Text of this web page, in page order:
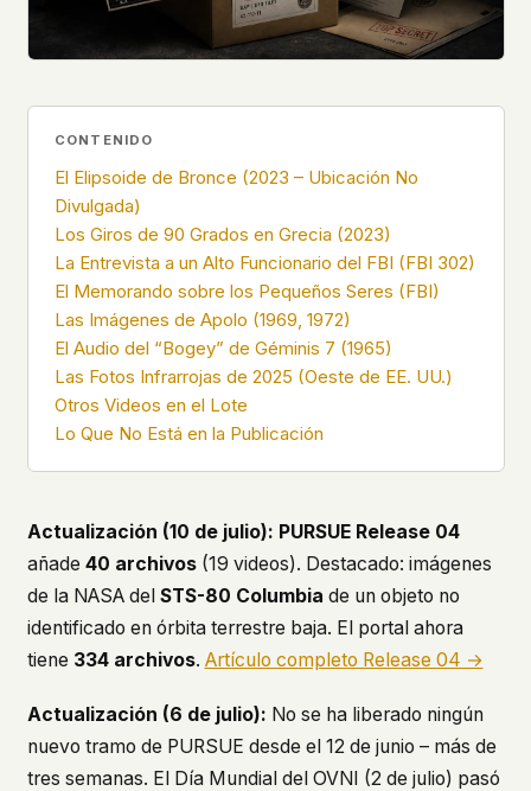
what devices they use, or whether they come
back. Every other news site has this data. We
We think the tradeoff is worth it. The UFO/UAP
being watched. If you're a whistleblower, a
military service member, a Hill staffer, or just
someone who's curious – your visit here is yours
alone.
WHAT WE CAN'T CONTROL
Your internet provider can see that you
connected to ufouap.com (they can see this for
every website you visit). Your DNS provider
resolves the domain. Standard web server logs
exist on our hosting provider's infrastructure. We
don't use them, but we can't pretend they don't
This isn't a privacy policy written by lawyers to
protect us. It's a promise written by us to protect
you. If we ever add analytics, tracking, or third-
party scripts, we'll say so here first – and you
should stop trusting us.
CONTENIDO
El Elipsoide de Bronce (2023 – Ubicación No
Divulgada)
Los Giros de 90 Grados en Grecia (2023)
La Entrevista a un Alto Funcionario del FBI (FBI 302)
El Memorando sobre los Pequeños Seres (FBI)
Las Imágenes de Apolo (1969, 1972)
El Audio del “Bogey” de Géminis 7 (1965)
Las Fotos Infrarrojas de 2025 (Oeste de EE. UU.)
Otros Videos en el Lote
Lo Que No Está en la Publicación
Actualización (10 de julio): PURSUE Release 04
añade 40 archivos(19 videos). Destacado: imágenes
de la NASA del STS-80 Columbia de un objeto no
identificado en órbita terrestre baja. El portal ahora
tiene 334 archivos. Artículo completo Release 04 →
Actualización (6 de julio): No se ha liberado ningún
nuevo tramo de PURSUE desde el 12 de junio – más de
tres semanas. El Día Mundial del OVNI (2 de julio) pasó